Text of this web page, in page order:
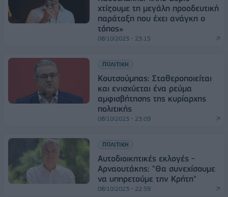
χτίζουμε τη μεγάλη προοδευτική
παράταξη που έχει ανάγκη ο
τόπος»
08/10/2023 - 23:15
ΠΟΛΙΤΙΚΗ
Κουτσούμπας: Σταθεροποιείται
και ενισχύεται ένα ρεύμα
αμφισβήτησης της κυρίαρχης
πολιτικής
08/10/2023 - 23:09
ΠΟΛΙΤΙΚΗ
Αυτοδιοικητικές εκλογές -
Αρναουτάκης: "Θα συνεχίσουμε
να υπηρετούμε την Κρήτη"
08/10/2023 - 22:59